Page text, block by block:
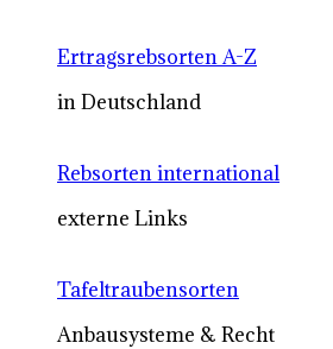
Ertragsrebsorten A-Z
in Deutschland
Rebsorten international
externe Links
Tafeltraubensorten
Anbausysteme & Recht